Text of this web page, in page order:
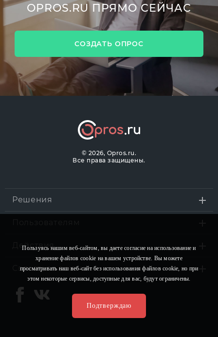
Пользуясь нашим веб-сайтом, вы даете согласие на использование и
хранение файлов сookie на вашем устройстве. Вы можете
просматривать наш веб-сайт без использования файлов сookie, но при
этом некоторые сервисы, доступные для вас, будут ограничены.
Подтверждаю
OPROS.RU ПРЯМО СЕЙЧАС
СОЗДАТЬ ОПРОС
© 2026, Opros.ru.
Все права защищены.
Решения
Действия
Связаться с нами